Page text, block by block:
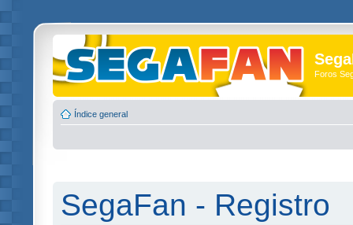
Foros
Índice general
SegaFan - Registro